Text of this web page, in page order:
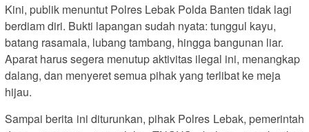
Kini, publik menuntut Polres Lebak Polda Banten tidak lagi
berdiam diri. Bukti lapangan sudah nyata: tunggul kayu,
batang rasamala, lubang tambang, hingga bangunan liar.
Aparat harus segera menutup aktivitas ilegal ini, menangkap
dalang, dan menyeret semua pihak yang terlibat ke meja
hijau.
Sampai berita ini diturunkan, pihak Polres Lebak, pemerintah